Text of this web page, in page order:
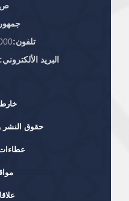
ص.
تلفون:
البريد الألكتروني:
حقوق النشر